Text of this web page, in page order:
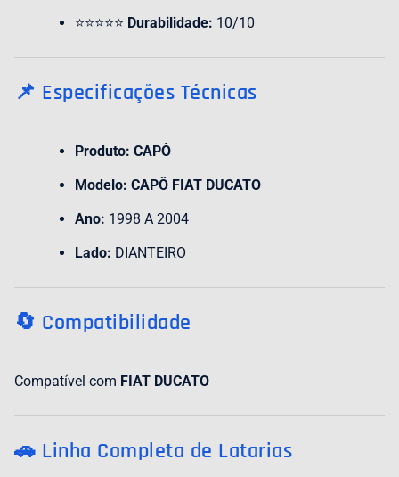
⭐⭐⭐⭐⭐ Durabilidade: 10/10
📌 Especificações Técnicas
Produto: CAPÔ
Modelo: CAPÔ FIAT DUCATO
Ano: 1998 A 2004
Lado: DIANTEIRO
🔄 Compatibilidade
Compatível com FIAT DUCATO
🚗 Linha Completa de Latarias